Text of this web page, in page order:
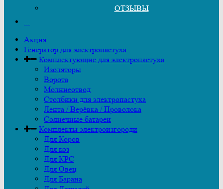
ОТЗЫВЫ
...
Акция
Генератор для электропастуха
Комплектующие для электропастуха
Изоляторы
Ворота
Молниеотвод
Столбики для электропастуха
Лента / Верёвка / Проволока
Солнечные батареи
Комплекты электроизгороди
Для Коров
Для коз
Для КРС
Для Овец
Для Барана